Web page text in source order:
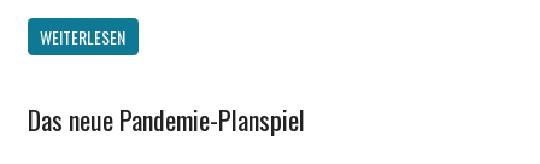
WEITERLESEN
Gesellschaft
Das neue Pandemie-Planspiel